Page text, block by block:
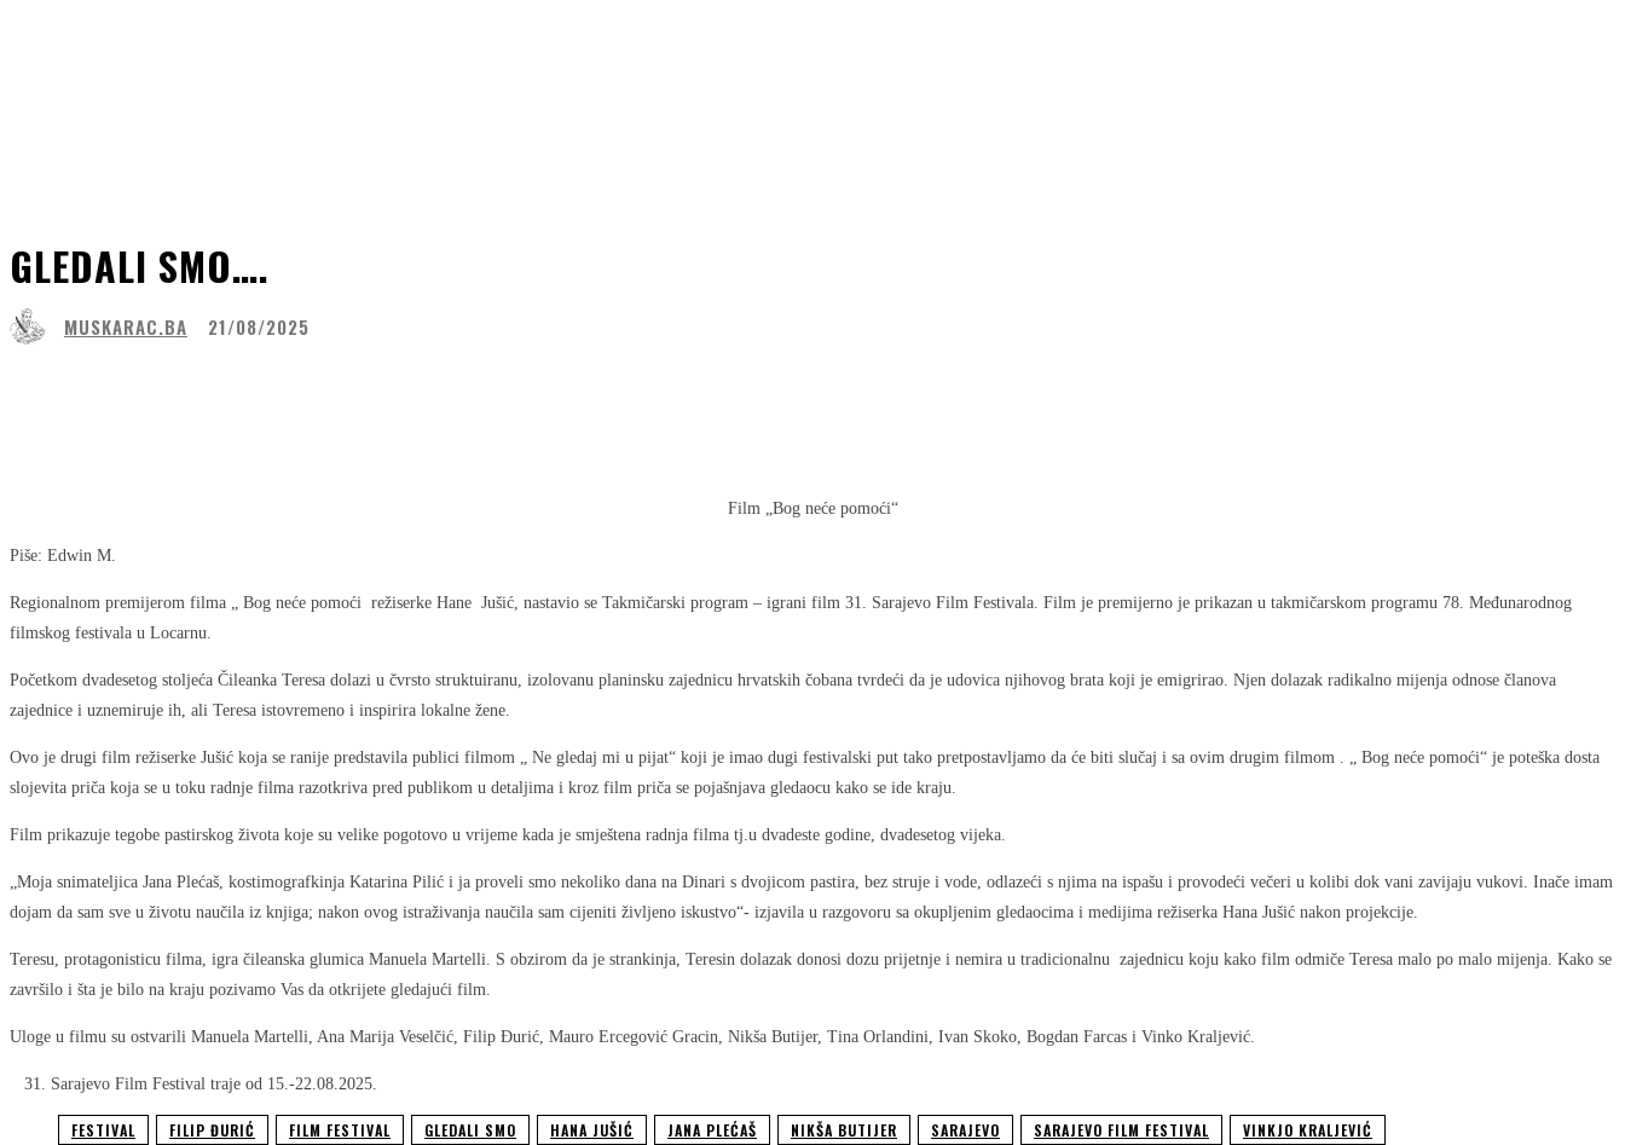
GLEDALI SMO….
MUSKARAC.BA 21/08/2025
Film „Bog neće pomoći“
Piše: Edwin M.
Regionalnom premijerom filma „ Bog neće pomoći režiserke Hane Jušić, nastavio se Takmičarski program – igrani film 31. Sarajevo Film Festivala. Film je premijerno je prikazan u takmičarskom programu 78. Međunarodnog
filmskog festivala u Locarnu.
Početkom dvadesetog stoljeća Čileanka Teresa dolazi u čvrsto struktuiranu, izolovanu planinsku zajednicu hrvatskih čobana tvrdeći da je udovica njihovog brata koji je emigrirao. Njen dolazak radikalno mijenja odnose članova
zajednice i uznemiruje ih, ali Teresa istovremeno i inspirira lokalne žene.
Ovo je drugi film režiserke Jušić koja se ranije predstavila publici filmom „ Ne gledaj mi u pijat“ koji je imao dugi festivalski put tako pretpostavljamo da će biti slučaj i sa ovim drugim filmom . „ Bog neće pomoći“ je poteška dosta
slojevita priča koja se u toku radnje filma razotkriva pred publikom u detaljima i kroz film priča se pojašnjava gledaocu kako se ide kraju.
Film prikazuje tegobe pastirskog života koje su velike pogotovo u vrijeme kada je smještena radnja filma tj.u dvadeste godine, dvadesetog vijeka.
„Moja snimateljica Jana Plećaš, kostimografkinja Katarina Pilić i ja proveli smo nekoliko dana na Dinari s dvojicom pastira, bez struje i vode, odlazeći s njima na ispašu i provodeći večeri u kolibi dok vani zavijaju vukovi. Inače imam
dojam da sam sve u životu naučila iz knjiga; nakon ovog istraživanja naučila sam cijeniti življeno iskustvo“- izjavila u razgovoru sa okupljenim gledaocima i medijima režiserka Hana Jušić nakon projekcije.
Teresu, protagonisticu filma, igra čileanska glumica Manuela Martelli. S obzirom da je strankinja, Teresin dolazak donosi dozu prijetnje i nemira u tradicionalnu zajednicu koju kako film odmiče Teresa malo po malo mijenja. Kako se
završilo i šta je bilo na kraju pozivamo Vas da otkrijete gledajući film.
Uloge u filmu su ostvarili Manuela Martelli, Ana Marija Veselčić, Filip Đurić, Mauro Ercegović Gracin, Nikša Butijer, Tina Orlandini, Ivan Skoko, Bogdan Farcas i Vinko Kraljević.
31. Sarajevo Film Festival traje od 15.-22.08.2025.
FESTIVAL FILIP ĐURIĆ FILM FESTIVAL GLEDALI SMO HANA JUŠIĆ JANA PLEĆAŠ NIKŠA BUTIJER SARAJEVO SARAJEVO FILM FESTIVAL VINKJO KRALJEVIĆ